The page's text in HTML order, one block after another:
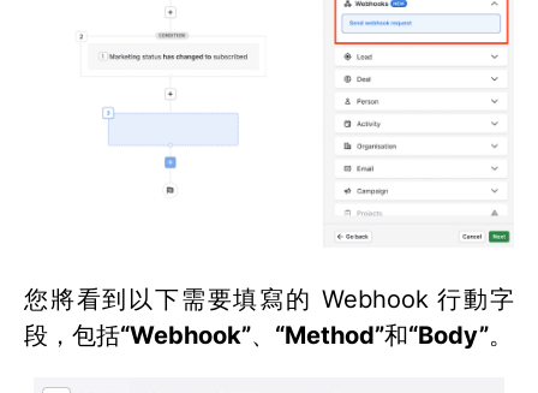
您將看到以下需要填寫的 Webhook 行動字
段，包括“Webhook”、 “Method”和“Body”。